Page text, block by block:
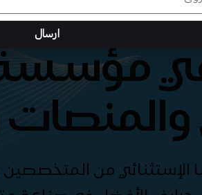
مؤسسة
من المتخصصين و
ارسال